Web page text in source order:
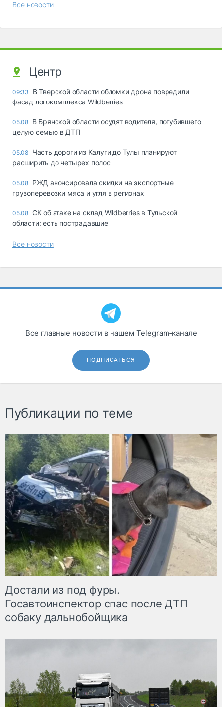
Все новости
Центр
09:33
В Тверской области обломки дрона повредили
фасад логокомплекса Wildberries
05.08 В Брянской области осудят водителя, погубившего
целую семью в ДТП
05.08 Часть дороги из Калуги до Тулы планируют
расширить до четырех полос
05.08 РЖД анонсировала скидки на экспортные
грузоперевозки мяса и угля в регионах
05.08 СК об атаке на склад Wildberries в Тульской
области: есть пострадавшие
Все новости
Все главные новости в нашем Telegram‑канале
ПОДПИСАТЬСЯ
Публикации по теме
Достали из под фуры.
Госавтоинспектор спас после ДТП
собаку дальнобойщика